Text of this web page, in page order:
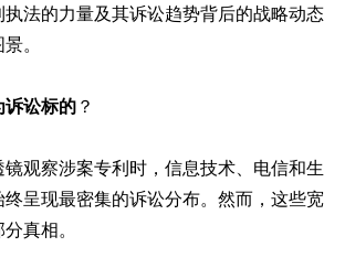
法的力量及其诉讼趋势背后的战略动态
。
诉讼标的 ？
观察涉案专利时，信息技术、电信和生
呈现最密集的诉讼分布。然而，这些宽
真相。